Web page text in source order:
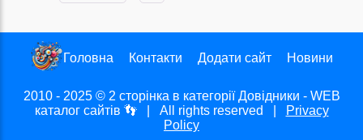
Головна Контакти Додати сайт Новини
2010 - 2025© 2 сторінка в категорії Довідники - WEB
каталог сайтів 👣 | All rights reserved |
Privacy
Policy